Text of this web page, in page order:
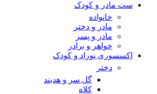
ست مادر و کودک
خانواده
مادر و دختر
مادر و پسر
خواهر و برادر
اکسسوری نوزاد و کودک
دختر
گل سر و هدبند
کلاه